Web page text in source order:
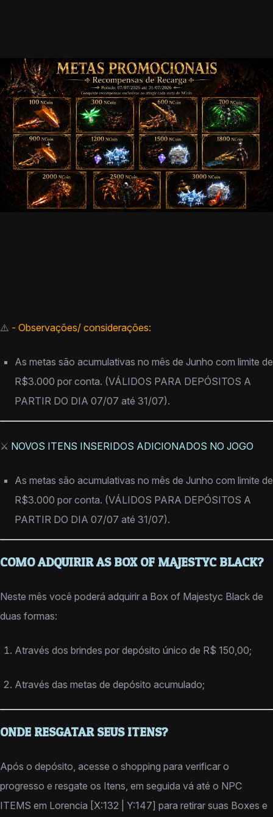
⚠️ - Observações/ considerações:
As metas são acumulativas no mês de Junho com limite de
R$3.000 por conta. (VÁLIDOS PARA DEPÓSITOS A
PARTIR DO DIA 07/07 até 31/07).
⚔️ NOVOS ITENS INSERIDOS ADICIONADOS NO JOGO
As metas são acumulativas no mês de Junho com limite de
R$3.000 por conta. (VÁLIDOS PARA DEPÓSITOS A
PARTIR DO DIA 07/07 até 31/07).
COMO ADQUIRIR AS BOX OF MAJESTYC BLACK?
Neste mês você poderá adquirir a Box of Majestyc Black de
duas formas:
Através dos brindes por depósito único de R$ 150,00;
Através das metas de depósito acumulado;
ONDE RESGATAR SEUS ITENS?
Após o depósito, acesse o shopping para verificar o
progresso e resgate os Itens, em seguida vá até o NPC
ITEMS em Lorencia [X:132 | Y:147] para retirar suas Boxes e